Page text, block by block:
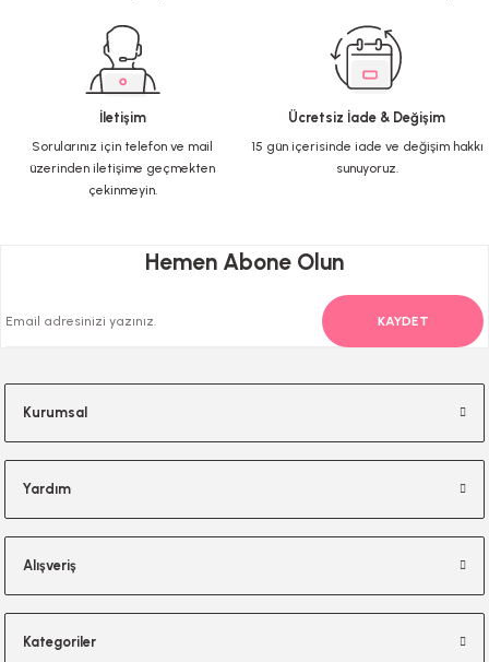
Ürün fiyatı diğer sitelerden daha pahalı.
Bu ürüne benzer farklı alternatifler olmalı.
İletişim
Sorularınız için telefon ve mail
üzerinden iletişime geçmekten
çekinmeyin.
Ücretsiz İade & Değişim
15 gün içerisinde iade ve değişim hakkı
sunuyoruz.
Hemen Abone Olun
KAYDET
Kurumsal
Yardım
Alışveriş
Kategoriler